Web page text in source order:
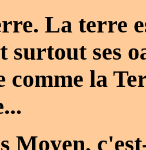
La terre
surtout ses
la
Moyen,